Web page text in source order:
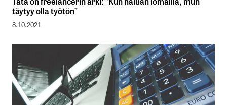
täytyy olla työtön”
8.10.2021